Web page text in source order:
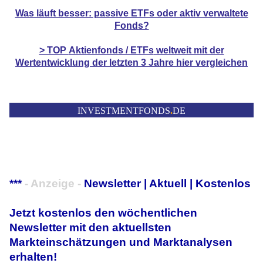
Was läuft besser: passive ETFs oder aktiv verwaltete
Fonds?
> TOP Aktienfonds / ETFsweltweit mit der
Wertentwicklung der letzten 3 Jahre hier vergleichen
INVESTMENTFONDS.DE
*** - Anzeige - Newsletter | Aktuell | Kostenlos
Jetzt kostenlos den wöchentlichen
Newsletter mit den aktuellsten
Markteinschätzungen und Marktanalysen
erhalten!